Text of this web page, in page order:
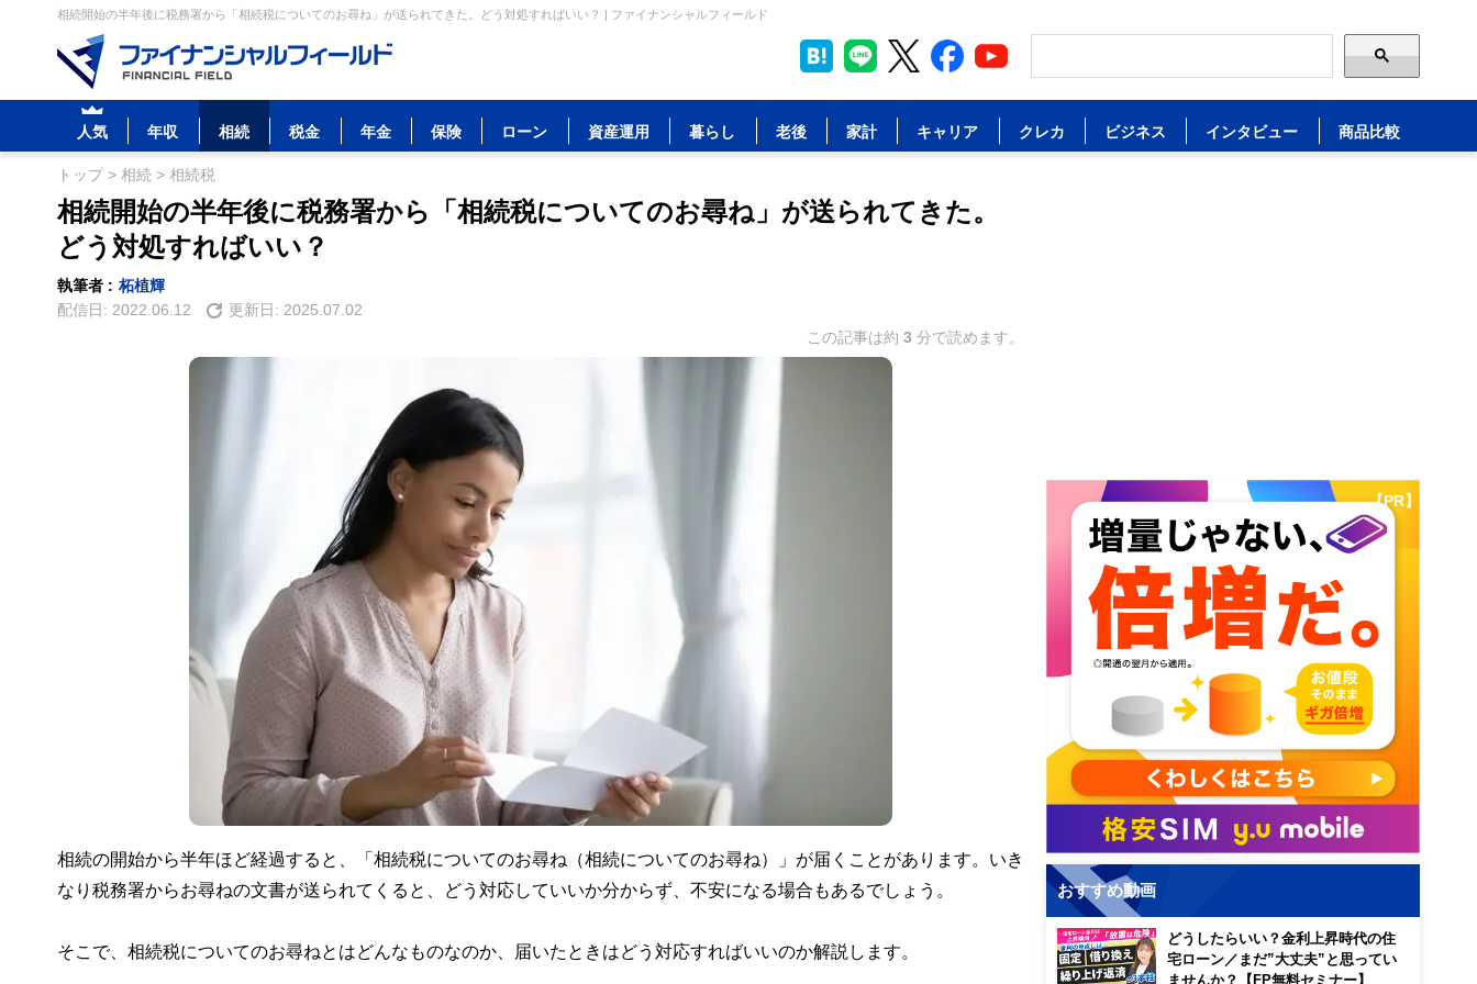
相続開始の半年後に税務署から「相続税についてのお尋ね」が送られてきた。どう対処すればいい？ | ファイナンシャルフィールド
人気 年収 相続 税金 年金 保険 ローン 資産運用 暮らし 老後 家計 キャリア クレカ ビジネス インタビュー 商品比較
トップ> 相続 > 相続税
相続開始の半年後に税務署から「相続税についてのお尋ね」が送られてきた。
どう対処すればいい？
執筆者 : 柘植輝
配信日: 2022.06.12 更新日: 2025.07.02
この記事は約 3 分で読めます。
相続の開始から半年ほど経過すると、「相続税についてのお尋ね（相続についてのお尋ね）」が届くことがあります。いき
なり税務署からお尋ねの文書が送られてくると、どう対応していいか分からず、不安になる場合もあるでしょう。
そこで、相続税についてのお尋ねとはどんなものなのか、届いたときはどう対応すればいいのか解説します。
【PR】
おすすめ動画
どうしたらいい？金利上昇時代の住
宅ローン／まだ”大丈夫”と思ってい
ませんか？【FP無料セミナー】